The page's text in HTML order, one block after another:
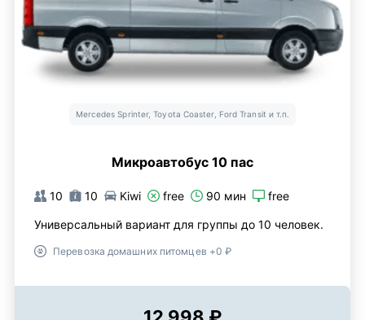
Mercedes Sprinter, Toyota Coaster, Ford Transit и т.п.
Микроавтобус 10 пас
10 10 Kiwi free 90 мин free
Универсальный вариант для группы до 10 человек.
Перевозка домашних питомцев +0 ₽